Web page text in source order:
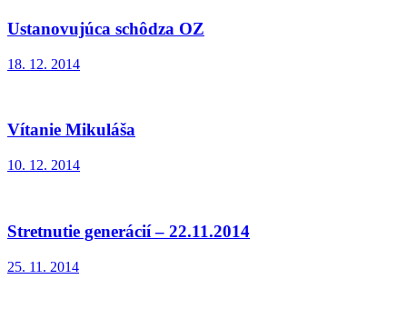
Ustanovujúca schôdza OZ
18. 12. 2014
Vítanie Mikuláša
10. 12. 2014
Stretnutie generácií – 22.11.2014
25. 11. 2014